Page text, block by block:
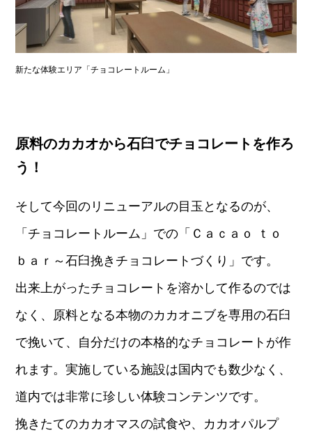
新たな体験エリア「チョコレートルーム」
原料のカカオから石臼でチョコレートを作ろ
う！
そして今回のリニューアルの目玉となるのが、
「チョコレートルーム」での「Ｃａｃａｏ ｔｏ
ｂａｒ～石臼挽きチョコレートづくり」です。
出来上がったチョコレートを溶かして作るのでは
なく、原料となる本物のカカオニブを専用の石臼
で挽いて、自分だけの本格的なチョコレートが作
れます。実施している施設は国内でも数少なく、
道内では非常に珍しい体験コンテンツです。
挽きたてのカカオマスの試食や、カカオパルプ